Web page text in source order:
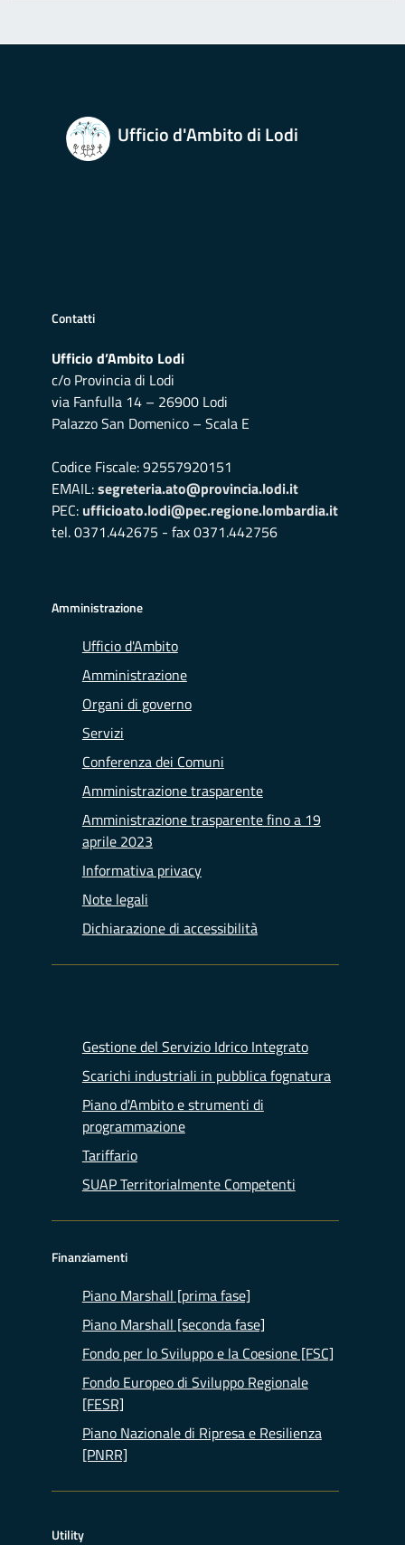
Ufficio d'Ambito di Lodi
Contatti
Ufficio d’Ambito Lodi
c/o Provincia di Lodi
via Fanfulla 14 – 26900 Lodi
Palazzo San Domenico – Scala E
Codice Fiscale: 92557920151
EMAIL:segreteria.ato@provincia.lodi.it
PEC: ufficioato.lodi@pec.regione.lombardia.it
tel. 0371.442675 - fax 0371.442756
Amministrazione
Ufficio d'Ambito
Amministrazione
Organi di governo
Servizi
Conferenza dei Comuni
Amministrazione trasparente
Amministrazione trasparente fino a 19
aprile 2023
Informativa privacy
Note legali
Dichiarazione di accessibilità
Gestione del Servizio Idrico Integrato
Scarichi industriali in pubblica fognatura
Piano d'Ambito e strumenti di
programmazione
Tariffario
SUAP Territorialmente Competenti
Finanziamenti
Piano Marshall [prima fase]
Piano Marshall [seconda fase]
Fondo per lo Sviluppo e la Coesione [FSC]
Fondo Europeo di Sviluppo Regionale
[FESR]
Piano Nazionale di Ripresa e Resilienza
[PNRR]
Utility